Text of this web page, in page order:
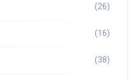
(26)
(16)
(38)